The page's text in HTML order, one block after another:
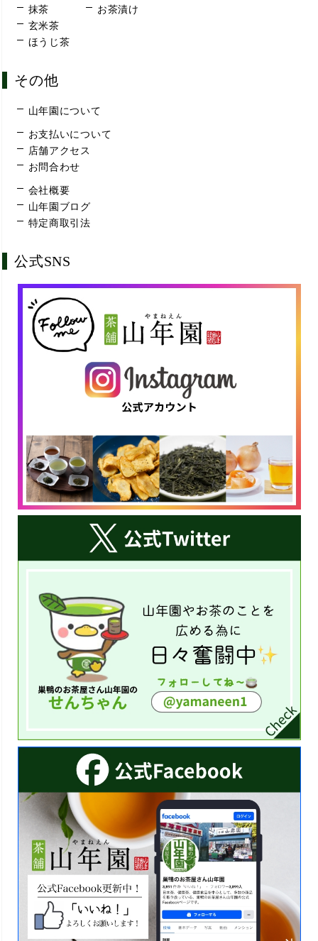
抹茶
玄米茶
ほうじ茶
お茶漬け
その他
山年園について
お支払いについて
店舗アクセス
お問合わせ
会社概要
山年園ブログ
特定商取引法
公式SNS